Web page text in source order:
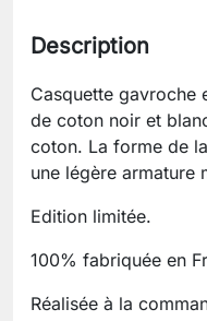
Description
Casquette gavroche
de coton noir et
coton. La forme de
une légère armature
Edition limitée.
100% fabriquée en
Réalisée à la